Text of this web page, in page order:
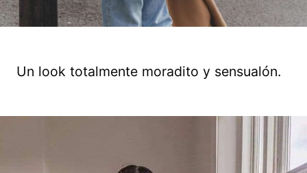
Un look totalmente moradito y sensualón.